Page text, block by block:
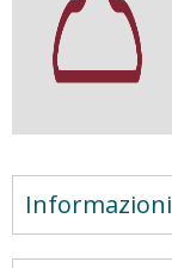
Informazioni